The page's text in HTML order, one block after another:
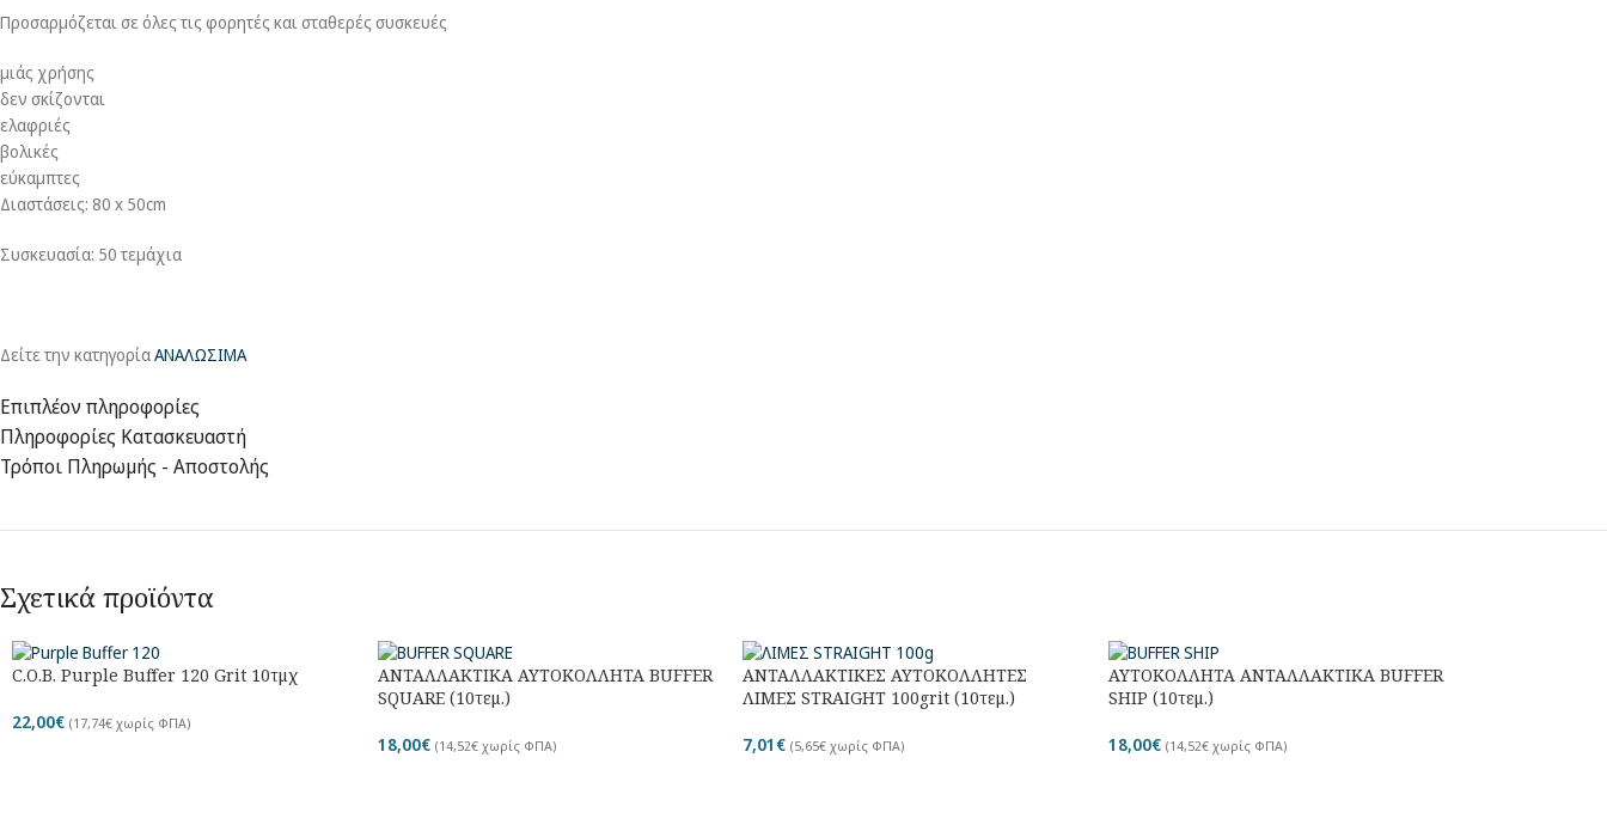
Προσαρμόζεται σε όλες τις φορητές και σταθερές συσκευές
μιάς χρήσης
δεν σκίζονται
ελαφριές
βολικές
εύκαμπτες
Διαστάσεις: 80 x 50cm
Συσκευασία: 50 τεμάχια
Δείτε την κατηγορίαΑΝΑΛΩΣΙΜΑ
Επιπλέον πληροφορίες
Πληροφορίες Κατασκευαστή
Τρόποι Πληρωμής - Αποστολής
Σχετικά προϊόντα
C.O.B. Purple Buffer 120 Grit 10τμχ
22,00€ (17,74€ χωρίς ΦΠΑ)
ΑΝΤΑΛΛΑΚΤΙΚΑ ΑΥΤΟΚΟΛΛΗΤΑ BUFFER
SQUARE (10τεμ.)
18,00€ (14,52€χωρίς ΦΠΑ)
ΑΝΤΑΛΛΑΚΤΙΚΕΣ ΑΥΤΟΚΟΛΛΗΤΕΣ
ΛΙΜΕΣ STRAIGHT 100grit (10τεμ.)
7,01 € (5,65€ χωρίς ΦΠΑ)
ΑΥΤΟΚΟΛΛΗΤΑ ΑΝΤΑΛΛΑΚΤΙΚΑ BUFFER
SHIP (10τεμ.)
18,00€ (14,52€χωρίς ΦΠΑ)